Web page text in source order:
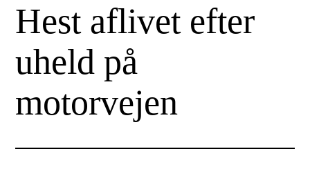
Hest aflivet efter
uheld på
motorvejen